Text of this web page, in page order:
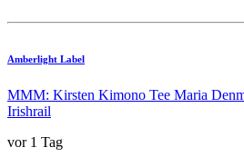
Amberlight Label
MMM: Kirsten Kimono Tee Maria
Irishrail
vor 1 Tag